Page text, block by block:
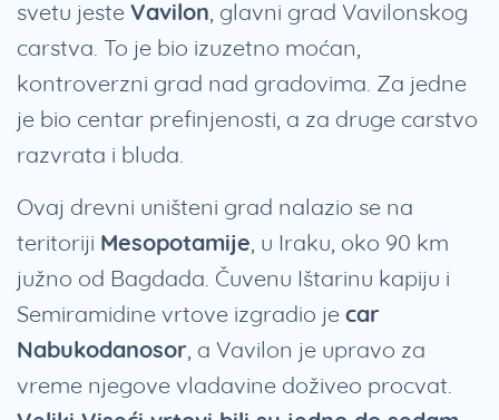
svetu jeste Vavilon , glavni grad Vavilonskog
carstva. To je bio izuzetno moćan,
kontroverzni grad nad gradovima. Za jedne
je bio centar prefinjenosti, a za druge carstvo
razvrata i bluda.
Ovaj drevni uništeni grad nalazio se na
teritoriji Mesopotamije , u Iraku, oko 90 km
južno od Bagdada. Čuvenu Ištarinu kapiju i
Semiramidine vrtove izgradio je car
Nabukodanosor , a Vavilon je upravo za
vreme njegove vladavine doživeo procvat.